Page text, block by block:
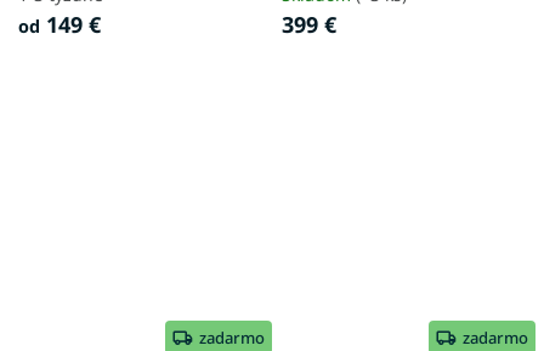
od 149 € 399 €
zadarmo
zadarmo